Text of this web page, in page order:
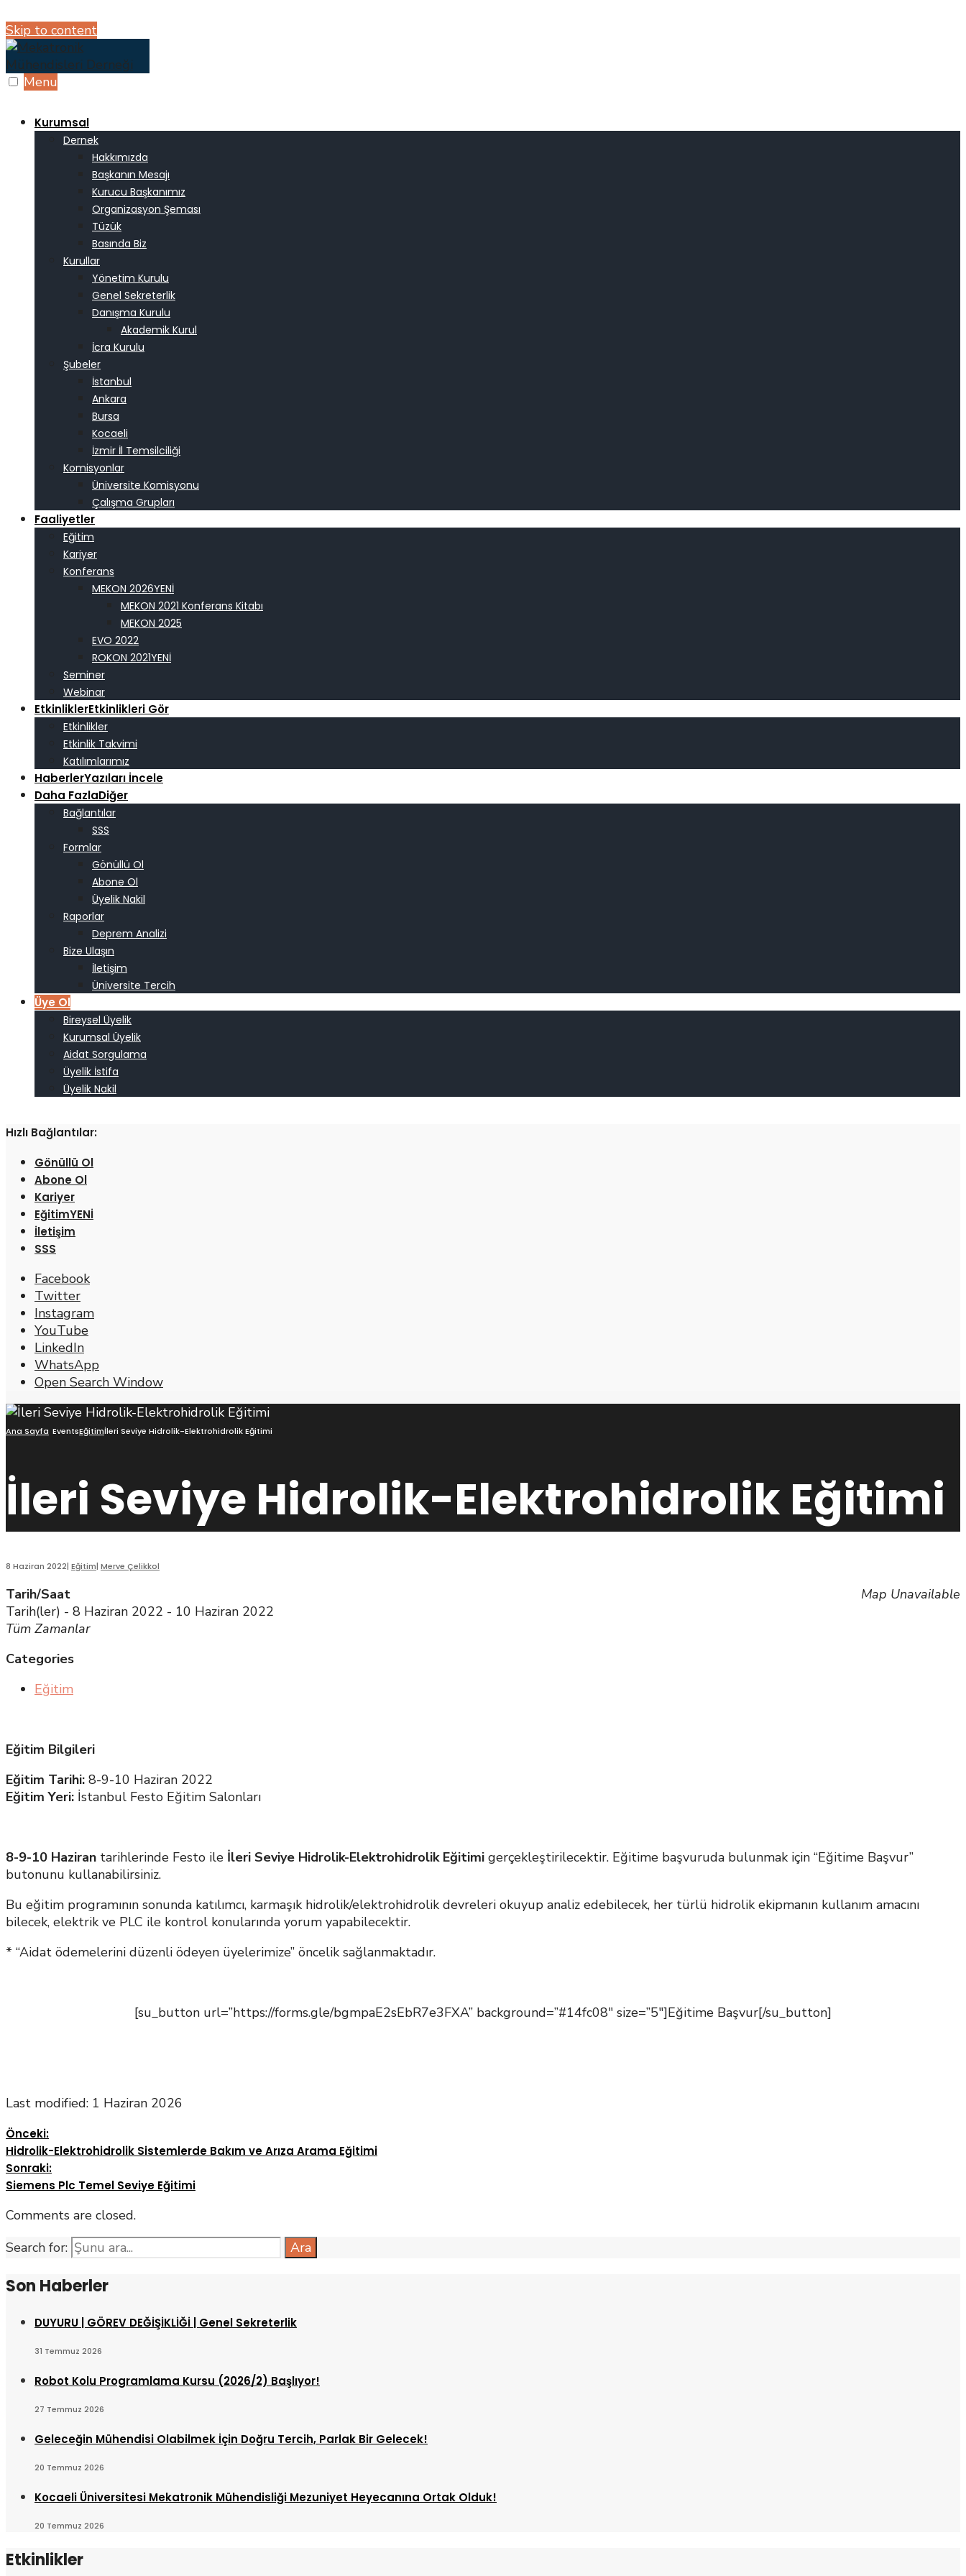
Skip to content
Menu
Kurumsal
Dernek
Hakkımızda
Başkanın Mesajı
Kurucu Başkanımız
Organizasyon Şeması
Tüzük
Basında Biz
Kurullar
Yönetim Kurulu
Genel Sekreterlik
Danışma Kurulu
Akademik Kurul
İcra Kurulu
Şubeler
İstanbul
Ankara
Bursa
Kocaeli
İzmir İl Temsilciliği
Komisyonlar
Üniversite Komisyonu
Çalışma Grupları
Faaliyetler
Eğitim
Kariyer
Konferans
MEKON 2026
MEKON 2021 Konferans Kitabı
MEKON 2025
EVO 2022
ROKON 2021
Seminer
Webinar
EtkinliklerEtkinlikleri Gör
Etkinlikler
Etkinlik Takvimi
Katılımlarımız
HaberlerYazıları İncele
Daha FazlaDiğer
Bağlantılar
SSS
Formlar
Gönüllü Ol
Abone Ol
Üyelik Nakil
Raporlar
Deprem Analizi
Bize Ulaşın
İletişim
Üniversite Tercih
Üye Ol
Bireysel Üyelik
Kurumsal Üyelik
Aidat Sorgulama
Üyelik İstifa
Üyelik Nakil
Hızlı Bağlantılar:
Gönüllü Ol
Abone Ol
Kariyer
Eğitim
İletişim
SSS
Facebook
Twitter
Instagram
YouTube
LinkedIn
WhatsApp
Open Search Window
Ana Sayfa EventsEğitimİleri Seviye Hidrolik-Elektrohidrolik Eğitimi
İleri Seviye Hidrolik-Elektrohidrolik Eğitimi
8 Haziran 2022| Eğitim| Merve Çelikkol
Map Unavailable
Tarih/Saat
Tarih(ler) - 8 Haziran 2022 - 10 Haziran 2022
Tüm Zamanlar
Categories
Eğitim
Eğitim Bilgileri
Eğitim Tarihi: 8-9-10 Haziran 2022
Eğitim Yeri: İstanbul Festo Eğitim Salonları
8-9-10 Haziran tarihlerinde Festo ile İleri Seviye Hidrolik-Elektrohidrolik Eğitimi gerçekleştirilecektir. Eğitime başvuruda bulunmak için “Eğitime Başvur”
butonunu kullanabilirsiniz.
Bu eğitim programının sonunda katılımcı, karmaşık hidrolik/elektrohidrolik devreleri okuyup analiz edebilecek, her türlü hidrolik ekipmanın kullanım amacını
bilecek, elektrik ve PLC ile kontrol konularında yorum yapabilecektir.
* “Aidat ödemelerini düzenli ödeyen üyelerimize” öncelik sağlanmaktadır.
[su_button url=”https://forms.gle/bgmpaE2sEbR7e3FXA” background=”#14fc08″ size=”5″]Eğitime Başvur[/su_button]
Last modified: 1 Haziran 2026
Önceki:
Hidrolik-Elektrohidrolik Sistemlerde Bakım ve Arıza Arama Eğitimi
Sonraki:
Siemens Plc Temel Seviye Eğitimi
Comments are closed.
Search for:
Ara
Son Haberler
DUYURU | GÖREV DEĞİŞİKLİĞİ | Genel Sekreterlik
31 Temmuz 2026
Robot Kolu Programlama Kursu (2026/2) Başlıyor!
27 Temmuz 2026
Geleceğin Mühendisi Olabilmek İçin Doğru Tercih, Parlak Bir Gelecek!
20 Temmuz 2026
Kocaeli Üniversitesi Mekatronik Mühendisliği Mezuniyet Heyecanına Ortak Olduk!
20 Temmuz 2026
Etkinlikler